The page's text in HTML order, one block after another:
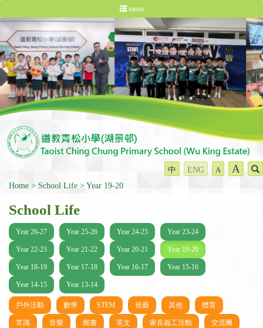
menu
中 ENG A A
Home School Life Year 19-20
School Life
Year 26-27 Year 25-26 Year 24-25 Year 23-24
Year 22-23 Year 21-22 Year 20-21 Year 19-20
Year 18-19 Year 17-18 Year 16-17 Year 15-16
Year 14-15 Year 13-14
戶外活動 數學 STEM 視藝 其他 體育
常識 音樂 圖書 英文 家長義工活動 交流團